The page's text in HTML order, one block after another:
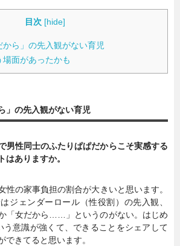
目次 [hide]
から」の先入観がない育児
面があったかも
」の先入観がない育児
性同士のふたりぱぱだからこそ実感する
はありますか。
性の家事負担の割合が大きいと思います。
ジェンダーロール（性役割）の先入観、
「女だから……」というのがない。はじめ
う意識が強くて、できることをシェアして
できてると思います。